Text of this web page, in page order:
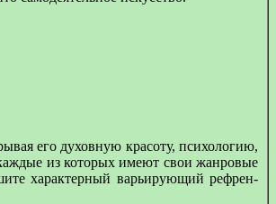
его духовную красоту, психологию,
из которых имеют свои жанровые
характерный варьирующий рефрен-